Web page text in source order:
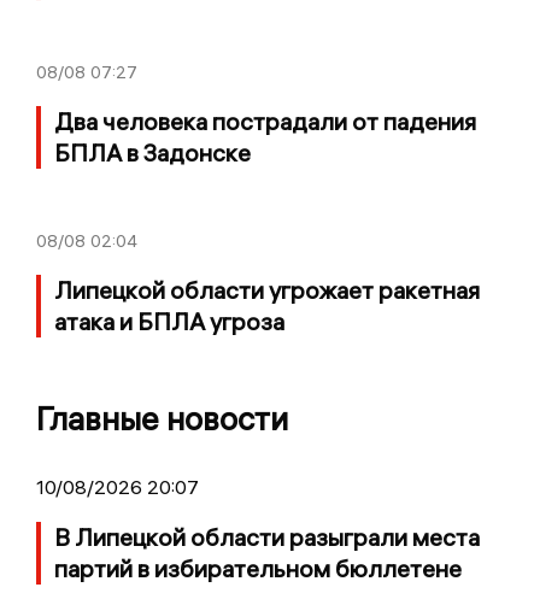
08/08 07:27
Два человека пострадали от падения
БПЛА в Задонске
08/08 02:04
Липецкой области угрожает ракетная
атака и БПЛА угроза
Главные новости
10/08/2026 20:07
В Липецкой области разыграли места
партий в избирательном бюллетене